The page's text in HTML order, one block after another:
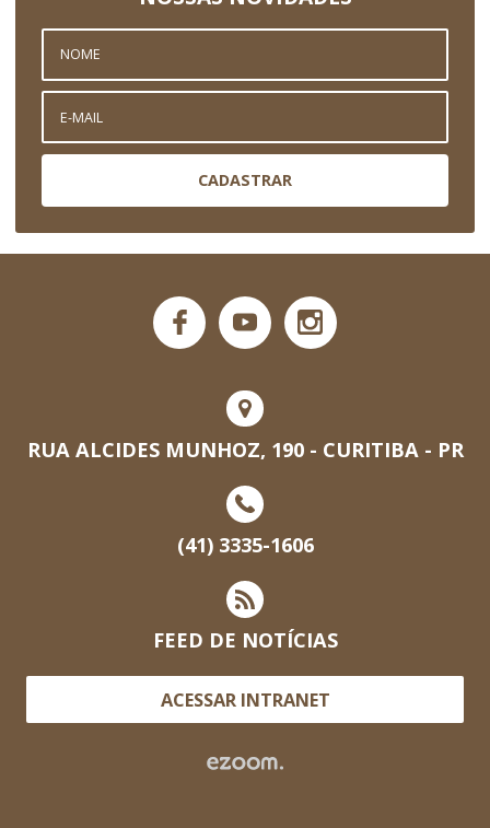
CADASTRAR
RUA ALCIDES MUNHOZ, 190 - CURITIBA - PR
(41) 3335-1606
FEED DE NOTÍCIAS
ACESSAR INTRANET